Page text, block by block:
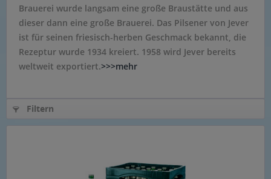
Brauerei wurde langsam eine große Braustätte und aus
dieser dann eine große Brauerei. Das Pilsener von Jever
ist für seinen friesisch-herben Geschmack bekannt, die
Rezeptur wurde 1934 kreiert. 1958 wird Jever bereits
weltweit exportiert.>>>mehr
Filtern